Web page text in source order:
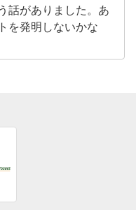
話がありました。あ
を発明しないかな